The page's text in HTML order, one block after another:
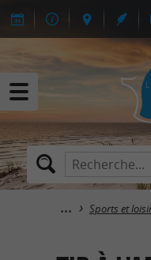
Sports et